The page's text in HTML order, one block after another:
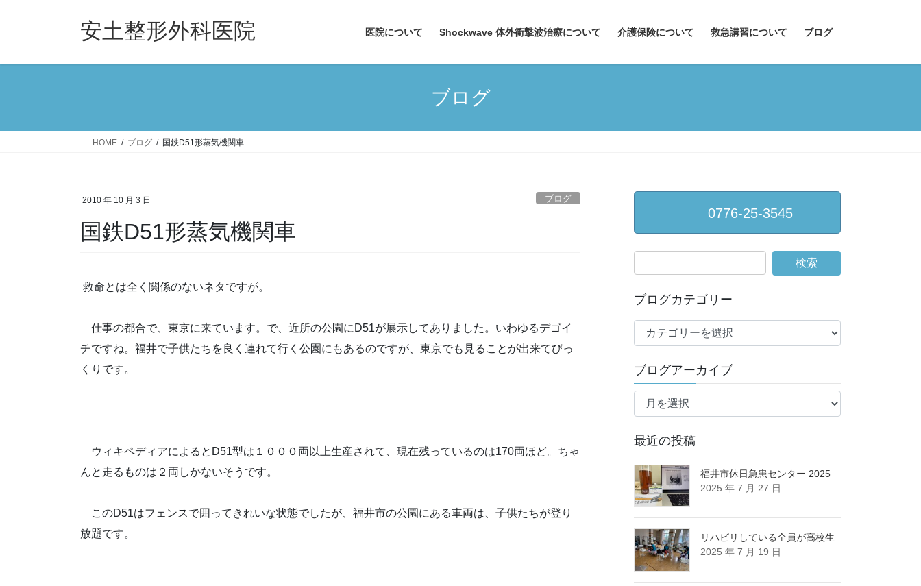
安土整形外科医院 医院について Shockwave 体外衝撃波治療について 介護保険について 救急講習について ブログ
ブログ
HOME ブログ 国鉄D51形蒸気機関車
2010 年 10 月 3 日 ブログ
国鉄D51形蒸気機関車
救命とは全く関係のないネタですが。
仕事の都合で、東京に来ています。で、近所の公園にD51が展示してありました。いわゆるデゴイ
チですね。福井で子供たちを良く連れて行く公園にもあるのですが、東京でも見ることが出来てびっ
くりです。
ウィキペディアによるとD51型は１０００両以上生産されて、現在残っているのは170両ほど。ちゃ
んと走るものは２両しかないそうです。
このD51はフェンスで囲ってきれいな状態でしたが、福井市の公園にある車両は、子供たちが登り
放題です。
0776-25-3545
ブログカテゴリー
ロ
カ
テ
ー
ブログアーカイブ
ブ
ア
ー
カ
イ
ブ
最近の投稿
福井市休日急患センター 2025
2025 年 7 月 27 日
リハビリしている全員が高校生
2025 年 7 月 19 日